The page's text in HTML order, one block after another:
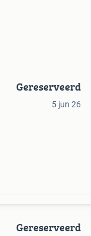
Gereserveerd
5 jun 26
Gereserveerd